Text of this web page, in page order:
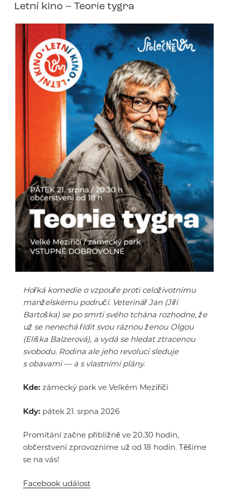
Letní kino – Teorie tygra
Hořká komedie o vzpouře proti celoživotnímu
manželskému područí. Veterinář Jan (Jiří
Bartoška) se po smrti svého tchána rozhodne, že
už se nenechá řídit svou ráznou ženou Olgou
(Eliška Balzerová), a vydá se hledat ztracenou
svobodu. Rodina ale jeho revoluci sleduje
s obavami — a s vlastními plány.
Kde: zámecký park ve Velkém Meziříčí
Kdy: pátek 21. srpna 2026
Promítání začne přibližně ve 20.30 hodin,
občerstvení zprovozníme už od 18 hodin. Těšíme
se na vás!
Facebook událost